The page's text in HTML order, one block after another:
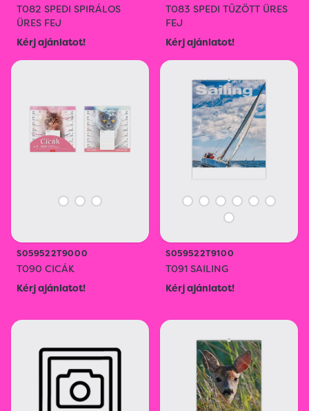
T082 SPEDI SPIRÁLOS
ÜRES FEJ
Kérj ajánlatot!
T083 SPEDI TŰZÖTT ÜRES
FEJ
Kérj ajánlatot!
S059522T9000
T090 CICÁK
Kérj ajánlatot!
S059522T9100
T091 SAILING
Kérj ajánlatot!